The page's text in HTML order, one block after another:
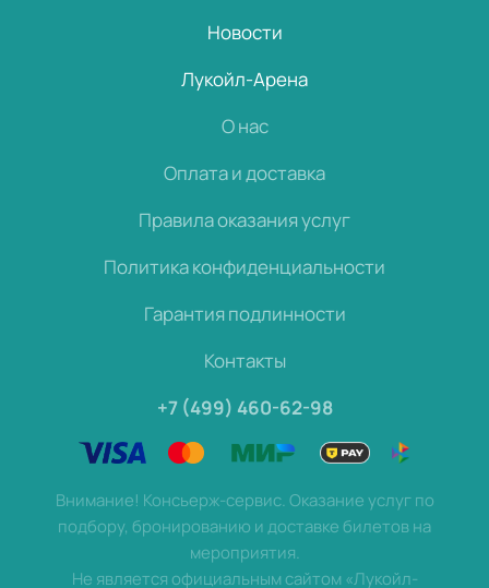
Новости
Лукойл-Арена
О нас
Оплата и доставка
Правила оказания услуг
Политика конфиденциальности
Гарантия подлинности
Контакты
+7 (499) 460-62-98
Внимание! Консьерж-сервис. Оказание услуг по
подбору, бронированию и доставке билетов на
мероприятия.
Не является официальным сайтом «Лукойл-